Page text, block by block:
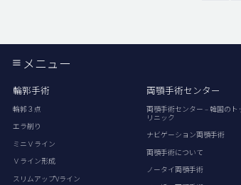
メニュー
輪郭手術
輪郭３点
エラ削り
ミニＶライン
Ｖライン形成
スリムアップVライン
両顎手術センター
両顎手術センター – 韓国のト
リニック
ナビゲーション両顎手術
両顎手術について
ノータイ両顎手術